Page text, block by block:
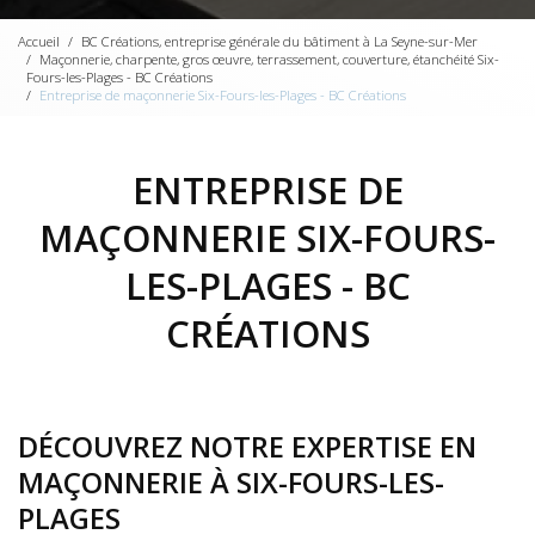
Accueil
BC Créations, entreprise générale du bâtiment à La Seyne-sur-Mer
Maçonnerie, charpente, gros œuvre, terrassement, couverture, étanchéité Six-
Fours-les-Plages - BC Créations
Entreprise de maçonnerie Six-Fours-les-Plages - BC Créations
ENTREPRISE DE
MAÇONNERIE SIX-FOURS-
LES-PLAGES - BC
CRÉATIONS
DÉCOUVREZ NOTRE EXPERTISE EN
MAÇONNERIE À SIX-FOURS-LES-
PLAGES